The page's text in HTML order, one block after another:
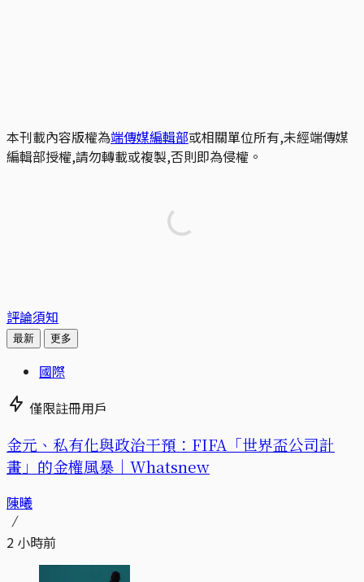
本刊載內容版權為端傳媒編輯部或相關單位所有,未經端傳媒
編輯部授權,請勿轉載或複製,否則即為侵權。
評論須知
最新 更多
國際
僅限註冊用戶
金元、私有化與政治干預：FIFA「世界盃公司計
畫」的金權風暴｜Whatsnew
陳曦
2 小時前